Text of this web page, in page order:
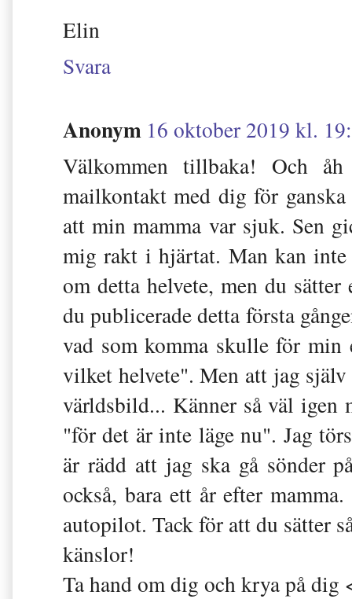
Elin
Svara
Anonym 16 oktober 2019 kl.
Välkommen tillbaka! Och
mailkontakt med dig för
att min mamma var sjuk. Sen
mig rakt i hjärtat. Man kan
om detta helvete, men du
du publicerade detta första
vad som komma skulle för
vilket helvete". Men att jag
världsbild... Känner så väl
"för det är inte läge nu". Jag
är rädd att jag ska gå sönder
också, bara ett år efter
autopilot. Tack för att du sätter
känslor!
Ta hand om dig och krya på dig